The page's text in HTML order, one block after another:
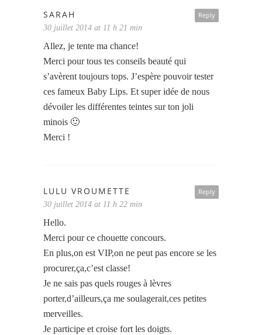
Reply
SARAH
30 juillet 2014 at 11 h 21 min
Allez, je tente ma chance!
Merci pour tous tes conseils beauté qui
s’avèrent toujours tops. J’espère pouvoir tester
ces fameux Baby Lips. Et super idée de nous
dévoiler les différentes teintes sur ton joli
minois 🙂
Merci !
Reply
LULU VROUMETTE
30 juillet 2014 at 11 h 22 min
Hello.
Merci pour ce chouette concours.
En plus,on est VIP,on ne peut pas encore se les
procurer,ça,c’est classe!
Je ne sais pas quels rouges à lèvres
porter,d’ailleurs,ça me soulagerait,ces petites
merveilles.
Je participe et croise fort les doigts.